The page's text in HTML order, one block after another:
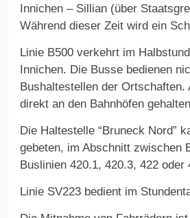
Innichen – Sillian (über
Während dieser Zeit wird ein
Linie B500 verkehrt im
Innichen. Die Busse bedienen
Bushaltestellen der
direkt an den Bahnhöfen
Die Haltestelle “Bruneck Nord”
gebeten, im Abschnitt zwischen
Buslinien 420.1, 420.3, 422 oder
Linie SV223 bedient im